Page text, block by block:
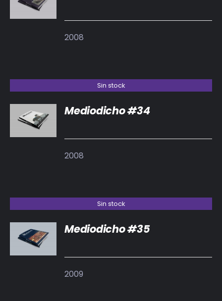
DETALLES
2008
Sin stock
DETALLES
Mediodicho #34
2008
Sin stock
DETALLES
Mediodicho #35
2009